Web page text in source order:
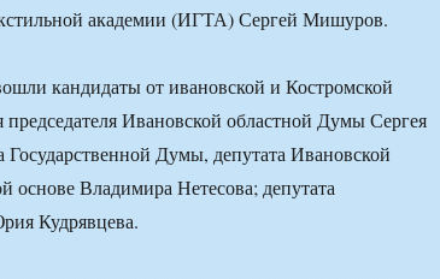
академии (ИГТА) Сергей Мишуров.
кандидаты от ивановской и Костромской
председателя Ивановской областной Думы Сергея
Думы, депутата Ивановской
основе Владимира Нетесова; депутата
Кудрявцева.